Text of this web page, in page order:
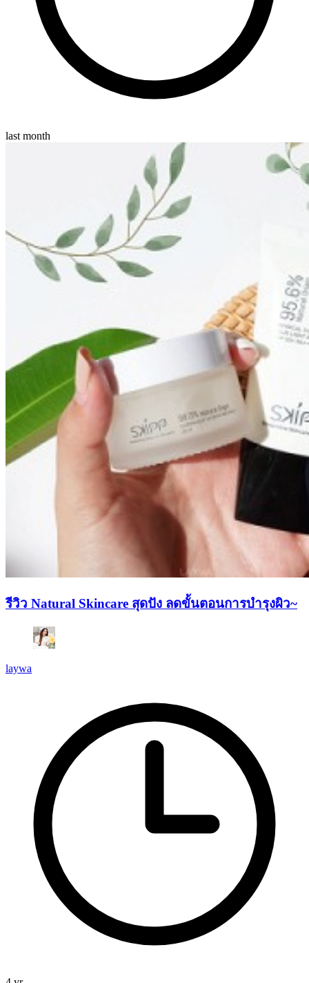
last month
รีวิว Natural Skincare สุดปัง ลดขั้นตอนการบำรุงผิว~
laywa